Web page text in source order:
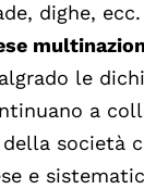
dighe, ecc.
le
a
società
e